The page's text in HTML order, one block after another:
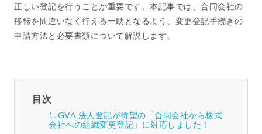
正しい登記を行うことが重要です。本記事では、合同会社の
移転を間違いなく行える一助となるよう、変更登記手続きの
申請方法と必要書類について解説します。
目次
GVA 法人登記が待望の「合同会社から株式
会社への組織変更登記」に対応しました！